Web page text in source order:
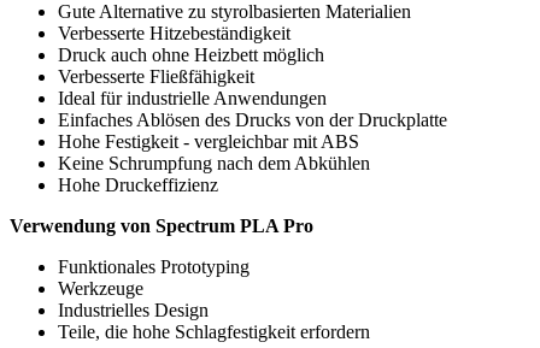
Gute Alternative zu styrolbasierten Materialien
Verbesserte Hitzebeständigkeit
Druck auch ohne Heizbett möglich
Verbesserte Fließfähigkeit
Ideal für industrielle Anwendungen
Einfaches Ablösen des Drucks von der Druckplatte
Hohe Festigkeit - vergleichbar mit ABS
Keine Schrumpfung nach dem Abkühlen
Hohe Druckeffizienz
Verwendung von Spectrum PLA Pro
Funktionales Prototyping
Werkzeuge
Industrielles Design
Teile, die hohe Schlagfestigkeit erfordern